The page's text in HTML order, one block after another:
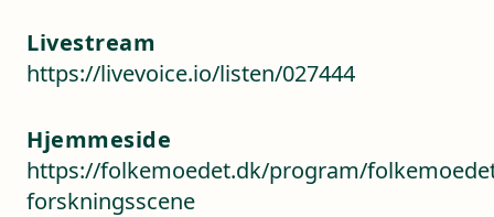
Livestream
https://livevoice.io/listen/027444
Hjemmeside
https://folkemoedet.dk/program/
forskningsscene